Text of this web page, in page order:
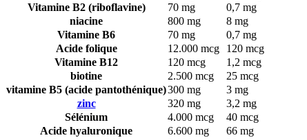
Vitamine B2 (riboflavine)
70 mg
0,7 mg
niacine
800 mg
8 mg
Vitamine B6
70 mg
0,7 mg
Acide folique
12.000 mcg
120 mcg
Vitamine B12
120 mcg
1,2 mcg
biotine
2.500 mcg
25 mcg
vitamine B5 (acide pantothénique)300 mg
3 mg
zinc
320 mg
3,2 mg
Sélénium
4.000 mcg
40 mcg
Acide hyaluronique
6.600 mg
66 mg